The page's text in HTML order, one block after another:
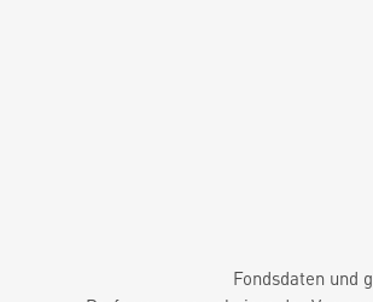
Fondsdaten und